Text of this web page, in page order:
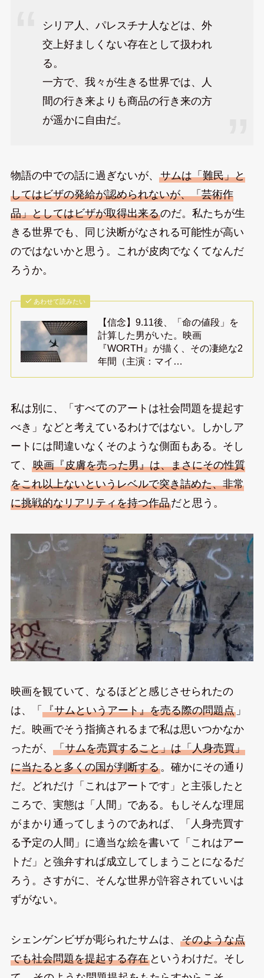
シリア人、パレスチナ人などは、外
交上好ましくない存在として扱われ
る。
一方で、我々が生きる世界では、人
間の行き来よりも商品の行き来の方
が遥かに自由だ。
物語の中での話に過ぎないが、 サムは「難民」と
してはビザの発給が認められないが、「芸術作
品」としてはビザが取得出来るのだ。私たちが生
きる世界でも、同じ決断がなされる可能性が高い
のではないかと思う。これが皮肉でなくてなんだ
ろうか。
あわせて読みたい
【信念】9.11後、「命の値段」を
計算した男がいた。映画
『WORTH』が描く、その凄絶な2
年間（主演：マイ…
私は別に、「すべてのアートは社会問題を提起す
べき」などと考えているわけではない。しかしア
ートには間違いなくそのような側面もある。そし
て、 映画『皮膚を売った男』は、まさにその性質
をこれ以上ないというレベルで突き詰めた、非常
に挑戦的なリアリティを持つ作品だと思う。
映画を観ていて、なるほどと感じさせられたの
は、「 『サムというアート』を売る際の問題点」
だ。映画でそう指摘されるまで私は思いつかなか
ったが、 「サムを売買すること」は「人身売買」
に当たると多くの国が判断する。確かにその通り
だ。どれだけ「これはアートです」と主張したと
ころで、実態は「人間」である。もしそんな理屈
がまかり通ってしまうのであれば、「人身売買す
る予定の人間」に適当な絵を書いて「これはアー
トだ」と強弁すれば成立してしまうことになるだ
ろう。さすがに、そんな世界が許容されていいは
ずがない。
シェンゲンビザが彫られたサムは、 そのような点
でも社会問題を提起する存在というわけだ。そし